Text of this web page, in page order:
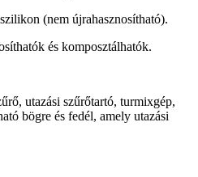
(nem újrahasznosítható).
és komposztálhatók.
utazási szűrőtartó, turmixgép,
bögre és fedél, amely utazási